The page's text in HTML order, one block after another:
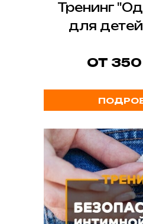
Тренинг
для
ОТ